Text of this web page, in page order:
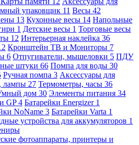
упаковщик 11 Весы 42
13 Кухонные весы 14 Напольные
1 Детские весы 1 Торговые весы
12 Интерьерная наклейка 36
Кронштейн ТВ и Мониторы 7
6 Отпугиватели, мышеловки 5 ПДУ
штуки 66 Помпа для воды 30
Ручная помпа 3 Аксессуары для
лампы 27 Термометры, часы 36
дом 30 Элементы питания 34
GP4 Батарейки Energizer 1
NoName 3 Батарейки Varta 1
устройства для аккумуляторов 1
фотоаппараты, принтеры и